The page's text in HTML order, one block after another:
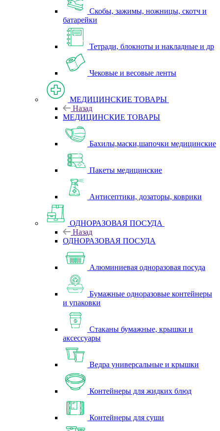
Скобы, зажимы, ножницы, скотч и
батарейки
Тетради, блокноты и накладные и др
Чековые и весовые ленты
МЕДИЦИНСКИЕ ТОВАРЫ
Назад
МЕДИЦИНСКИЕ ТОВАРЫ
Бахилы,маски,шапочки медицинские
Пакеты медицинские
Антисептики, дозаторы, коврики
ОДНОРАЗОВАЯ ПОСУДА
Назад
ОДНОРАЗОВАЯ ПОСУДА
Алюминиевая одноразовая посуда
Бумажные одноразовые контейнеры
и упаковки
Стаканы бумажные, крышки и
аксессуары
Ведра универсальные и крышки
Контейнеры для жидких блюд
Контейнеры для суши